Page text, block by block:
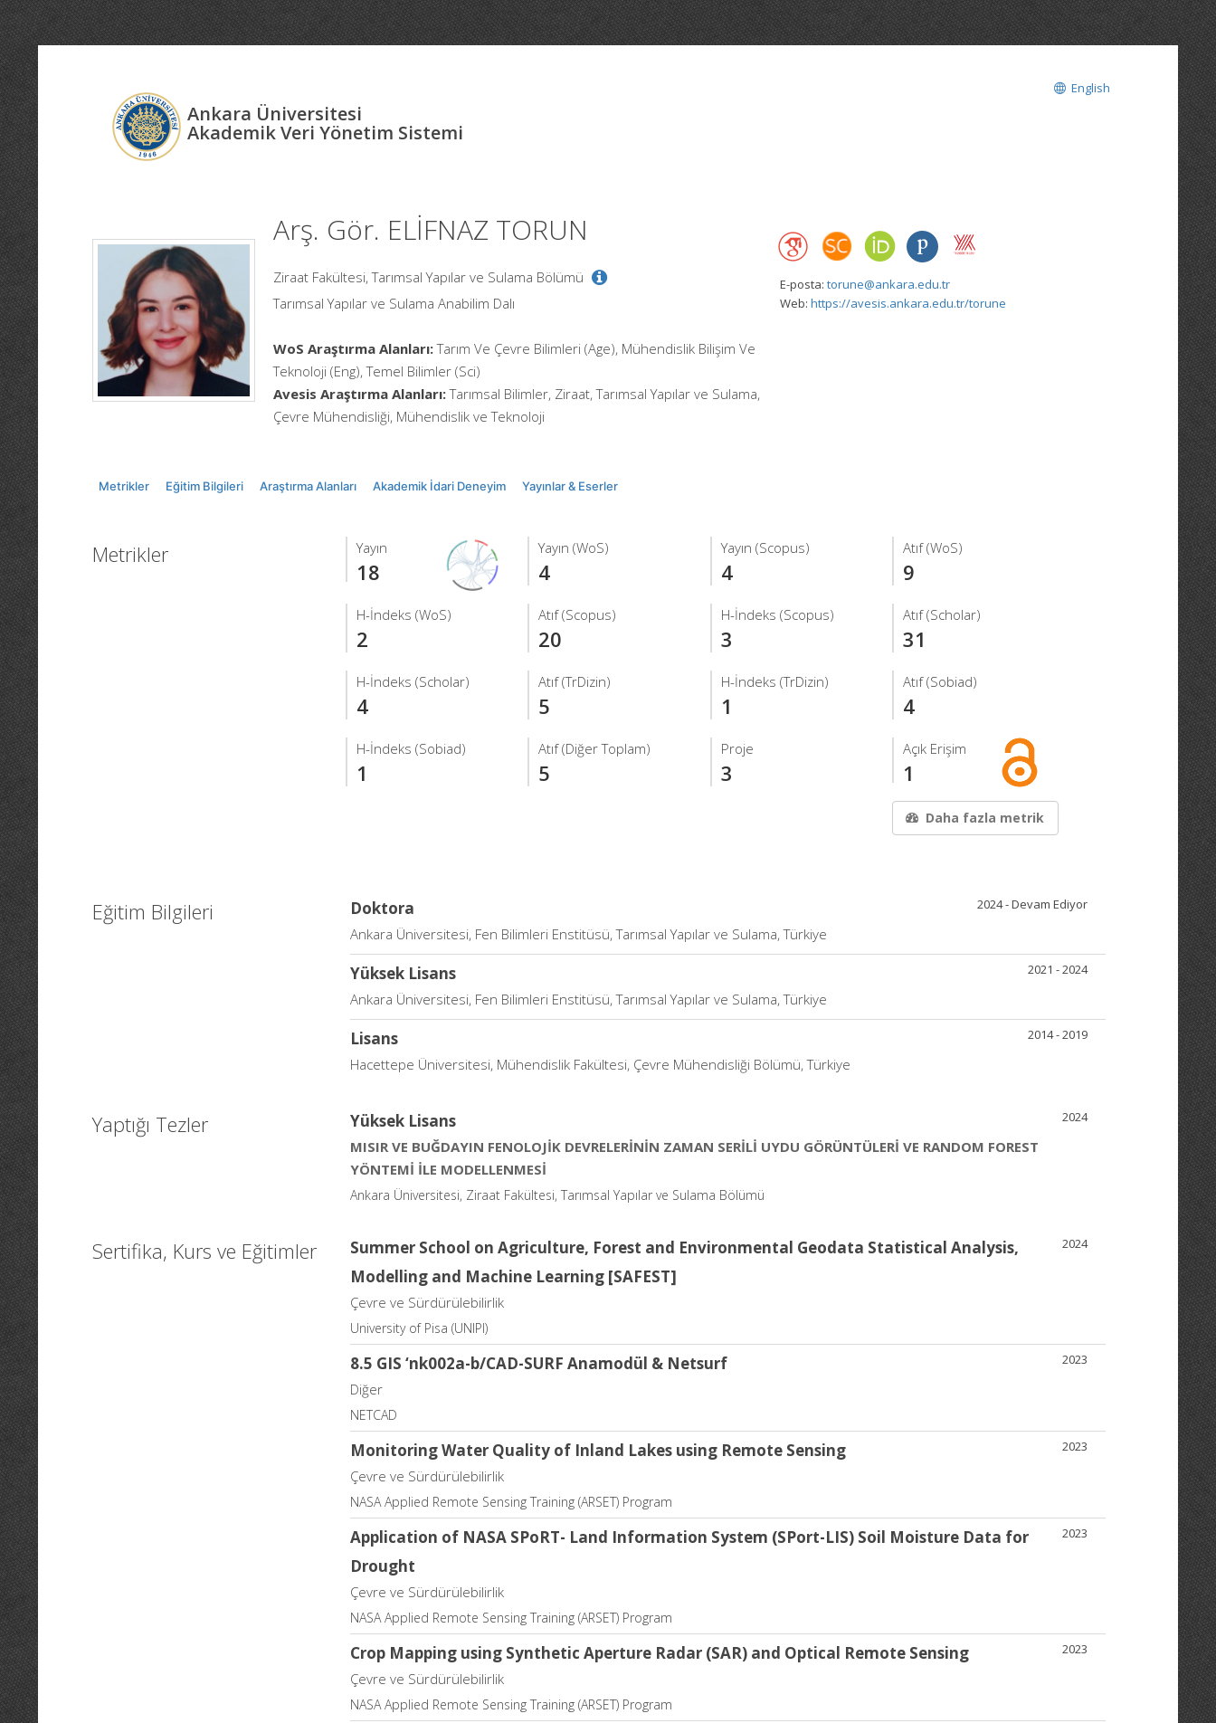
Ankara Üniversitesi
Akademik Veri Yönetim Sistemi
English
Arş. Gör. ELİFNAZ TORUN
Ziraat Fakültesi, Tarımsal Yapılar ve Sulama Bölümü
Tarımsal Yapılar ve Sulama Anabilim Dalı
WoS Araştırma Alanları:Tarım Ve Çevre Bilimleri (Age), Mühendislik Bilişim Ve
Teknoloji (Eng), Temel Bilimler (Sci)
Avesis Araştırma Alanları:Tarımsal Bilimler, Ziraat, Tarımsal Yapılar ve Sulama,
Çevre Mühendisliği, Mühendislik ve Teknoloji
E-posta: torune@ankara.edu.tr
Web: https://avesis.ankara.edu.tr/torune
Metrikler Eğitim Bilgileri Araştırma Alanları Akademik İdari Deneyim Yayınlar & Eserler
Metrikler Yayın
18
Yayın (WoS)
4
Yayın (Scopus)
4
Atıf (WoS)
9
H-İndeks (WoS)
2
Atıf (Scopus)
20
H-İndeks (Scopus)
3
Atıf (Scholar)
31
H-İndeks (Scholar)
4
Atıf (TrDizin)
5
H-İndeks (TrDizin)
1
Atıf (Sobiad)
4
H-İndeks (Sobiad)
1
Atıf (Diğer Toplam)
5
Proje
3
Açık Erişim
1
Daha fazla metrik
Eğitim Bilgileri 2024 - Devam Ediyor
Doktora
Ankara Üniversitesi, Fen Bilimleri Enstitüsü, Tarımsal Yapılar ve Sulama, Türkiye
2021 - 2024
Yüksek Lisans
Ankara Üniversitesi, Fen Bilimleri Enstitüsü, Tarımsal Yapılar ve Sulama, Türkiye
2014 - 2019
Lisans
Hacettepe Üniversitesi, Mühendislik Fakültesi, Çevre Mühendisliği Bölümü, Türkiye
Yaptığı Tezler 2024
Yüksek Lisans
MISIR VE BUĞDAYIN FENOLOJİK DEVRELERİNİN ZAMAN SERİLİ UYDU GÖRÜNTÜLERİ VE RANDOM FOREST
YÖNTEMİ İLE MODELLENMESİ
Ankara Üniversitesi, Ziraat Fakültesi, Tarımsal Yapılar ve Sulama Bölümü
Sertifika, Kurs ve Eğitimler 2024
Summer School on Agriculture, Forest and Environmental Geodata Statistical Analysis,
Modelling and Machine Learning [SAFEST]
Çevre ve Sürdürülebilirlik
University of Pisa (UNIPI)
2023
8.5 GIS ‘nk002a-b/CAD-SURF Anamodül & Netsurf
Diğer
NETCAD
2023
Monitoring Water Quality of Inland Lakes using Remote Sensing
Çevre ve Sürdürülebilirlik
NASA Applied Remote Sensing Training (ARSET) Program
2023
Application of NASA SPoRT- Land Information System (SPort-LIS) Soil Moisture Data for
Drought
Çevre ve Sürdürülebilirlik
NASA Applied Remote Sensing Training (ARSET) Program
2023
Crop Mapping using Synthetic Aperture Radar (SAR) and Optical Remote Sensing
Çevre ve Sürdürülebilirlik
NASA Applied Remote Sensing Training (ARSET) Program